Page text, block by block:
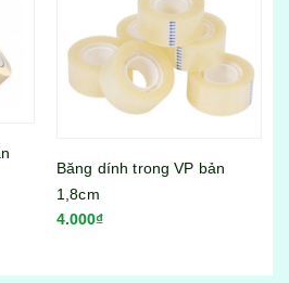
Băng dính trong VP bản
1,8cm
4.000₫